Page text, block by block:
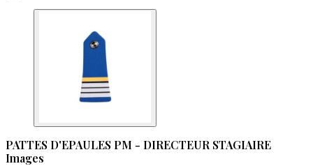
PATTES D'EPAULES PM - DIRECTEUR STAGIAIRE
Images